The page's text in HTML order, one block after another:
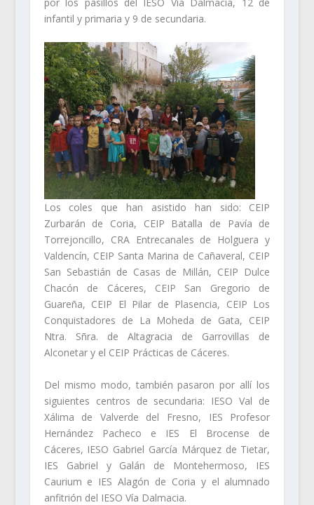
infantil y primaria y 9 de secundaria.
Los coles que han asistido han sido: CEIP
Zurbarán de Coria, CEIP Batalla de Pavía de
Torrejoncillo, CRA Entrecanales de Holguera y
Valdencín, CEIP Santa Marina de Cañaveral, CEIP
San Sebastián de Casas de Millán, CEIP Dulce
Chacón de Cáceres, CEIP San Gregorio de
Guareña, CEIP El Pilar de Plasencia, CEIP Los
Conquistadores de La Moheda de Gata, CEIP
Ntra. Sñra. de Altagracia de Garrovillas de
Alconetar y el CEIP Prácticas de Cáceres.
Del mismo modo, también pasaron por allí los
siguientes centros de secundaria: IESO Val de
Xálima de Valverde del Fresno, IES Profesor
Hernández Pacheco e IES El Brocense de
Cáceres, IESO Gabriel García Márquez de Tietar,
IES Gabriel y Galán de Montehermoso, IES
Caurium e IES Alagón de Coria y el alumnado
anfitrión del IESO Vía Dalmacia.